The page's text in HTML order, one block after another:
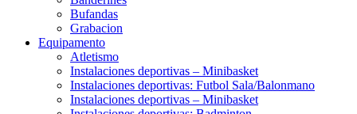
Bufandas
Grabacion
Equipamento
Atletismo
Instalaciones deportivas – Minibasket
Instalaciones deportivas: Futbol Sala/Balonmano
Instalaciones deportivas – Minibasket